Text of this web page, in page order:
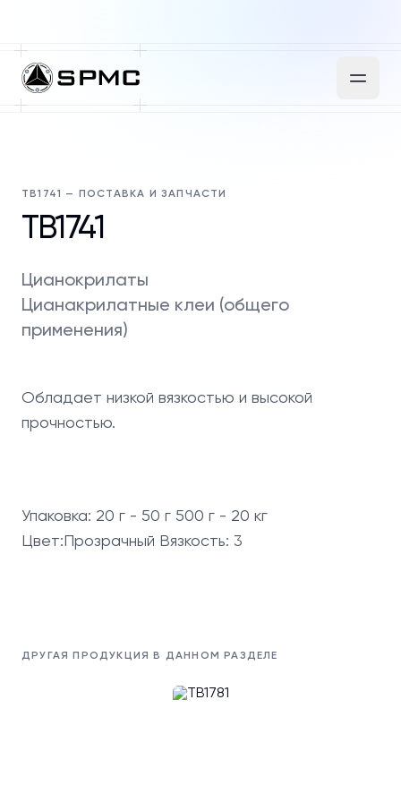
TB1741 — ПОСТАВКА И ЗАПЧАСТИ
TB1741
Цианокрилаты
Цианакрилатные клеи (общего
применения)
Обладает низкой вязкостью и высокой
прочностью.
Упаковка: 20 г - 50 г 500 г - 20 кг
Цвет:Прозрачный Вязкость: 3
ДРУГАЯ ПРОДУКЦИЯ В ДАННОМ РАЗДЕЛЕ